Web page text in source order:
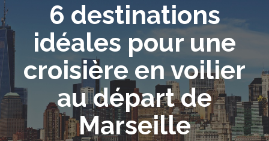
6 destinations
idéales pour une
croisière en voilier
au départ de
Marseille